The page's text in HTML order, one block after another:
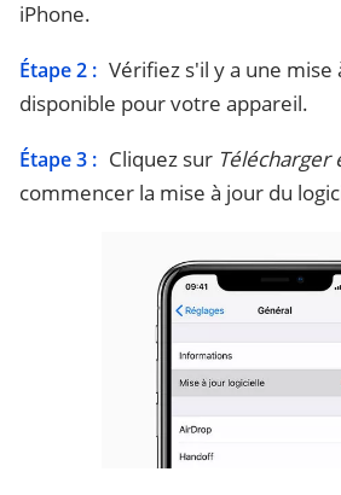
iPhone.
Étape 2 : Vérifiez s'il y a une
disponible pour votre appareil.
Étape 3 : Cliquez sur Télécharger
commencer la mise à jour du